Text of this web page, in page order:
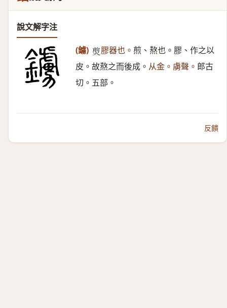
說文解字注
(鐪) 𤋎 膠器也。 煎、熬也。膠、作之以
皮。故熬之而後成。 从金。虜聲。 郎古
切。五部。
反饋